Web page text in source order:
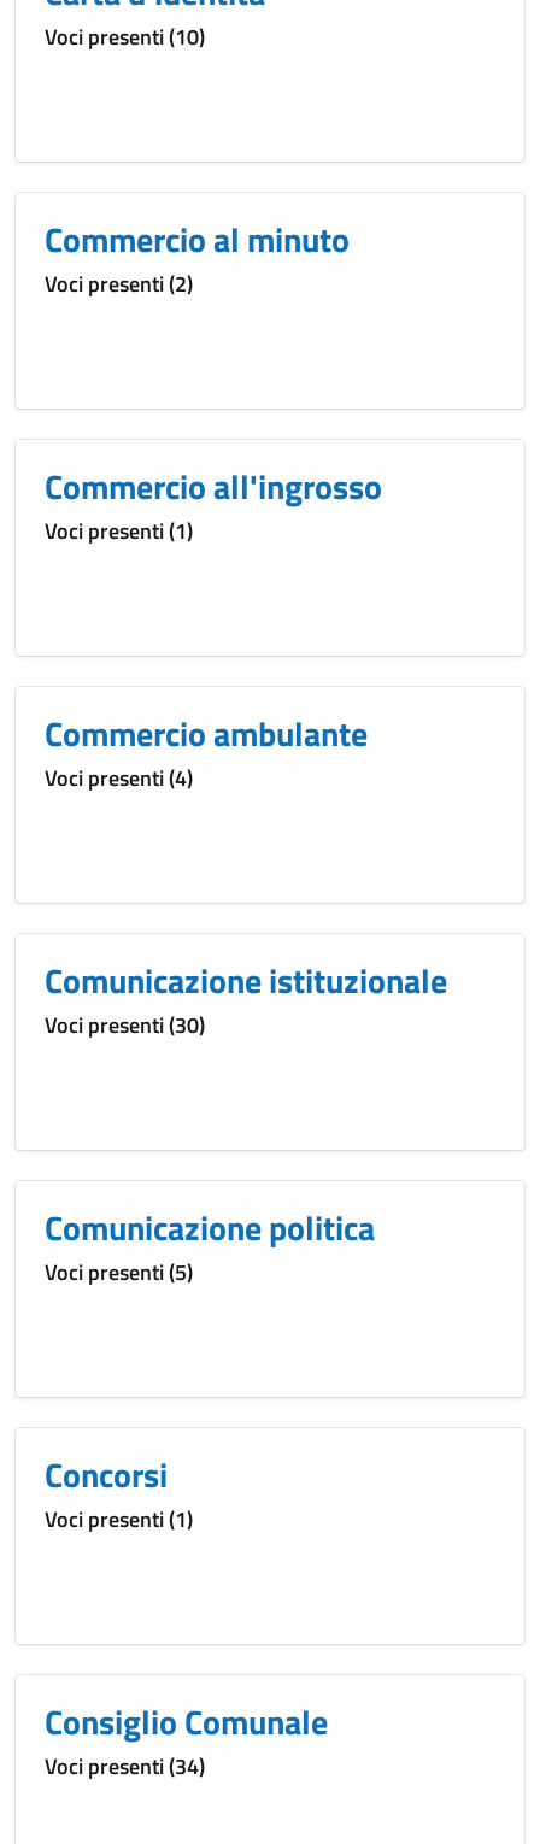
Voci presenti (10)
Commercio al minuto
Voci presenti (2)
Commercio all'ingrosso
Voci presenti (1)
Commercio ambulante
Voci presenti (4)
Comunicazione istituzionale
Voci presenti (30)
Comunicazione politica
Voci presenti (5)
Concorsi
Voci presenti (1)
Consiglio Comunale
Voci presenti (34)